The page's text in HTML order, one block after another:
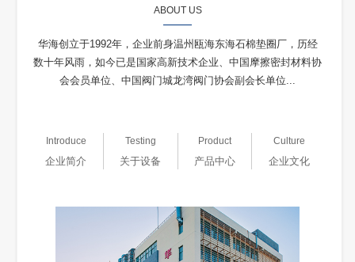
ABOUT US
华海创立于1992年，企业前身温州瓯海东海石棉垫圈厂，历经
数十年风雨，如今已是国家高新技术企业、中国摩擦密封材料协
会会员单位、中国阀门城龙湾阀门协会副会长单位...
Introduce
企业简介
Testing
关于设备
Product
产品中心
Culture
企业文化